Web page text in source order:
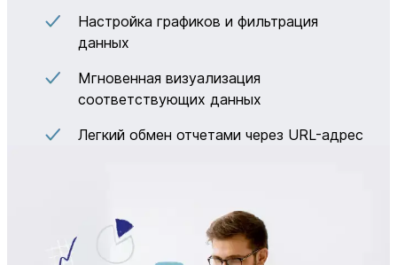
Настройка графиков и фильтрация
данных
Мгновенная визуализация
соответствующих данных
Легкий обмен отчетами через URL-адрес